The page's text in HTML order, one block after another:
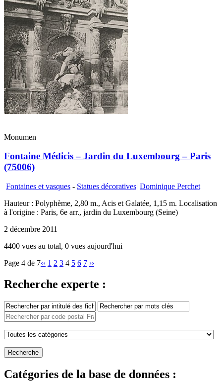
Monumen
Fontaine Médicis – Jardin du Luxembourg – Paris
(75006)
Fontaines et vasques - Statues décoratives| Dominique Perchet
Hauteur : Polyphème, 2,80 m., Acis et Galatée, 1,15 m. Localisation
à l'origine : Paris, 6e arr., jardin du Luxembourg (Seine)
2 décembre 2011
4400 vues au total, 0 vues aujourd'hui
Page 4 de 7‹‹ 1 2 3 4 5 6 7 ››
Recherche experte :
Catégories de la base de données :